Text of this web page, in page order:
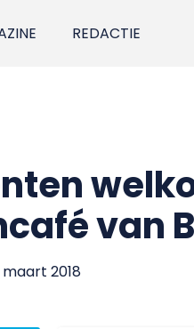
REDACTIE
van
maart 2018